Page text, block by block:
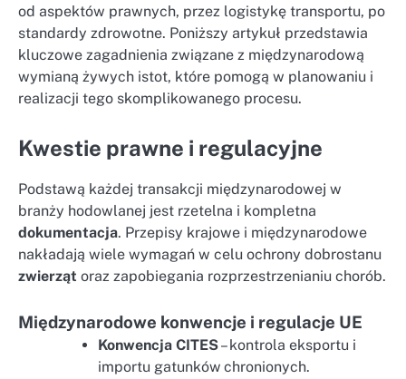
od aspektów prawnych, przez logistykę transportu, po
standardy zdrowotne. Poniższy artykuł przedstawia
kluczowe zagadnienia związane z międzynarodową
wymianą żywych istot, które pomogą w planowaniu i
realizacji tego skomplikowanego procesu.
Kwestie prawne i regulacyjne
Podstawą każdej transakcji międzynarodowej w
branży hodowlanej jest rzetelna i kompletna
dokumentacja. Przepisy krajowe i międzynarodowe
nakładają wiele wymagań w celu ochrony dobrostanu
zwierząt oraz zapobiegania rozprzestrzenianiu chorób.
Międzynarodowe konwencje i regulacje UE
Konwencja CITES– kontrola eksportu i
importu gatunków chronionych.